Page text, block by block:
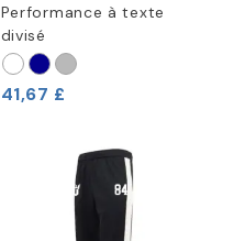
Performance à texte
divisé
41,67 £